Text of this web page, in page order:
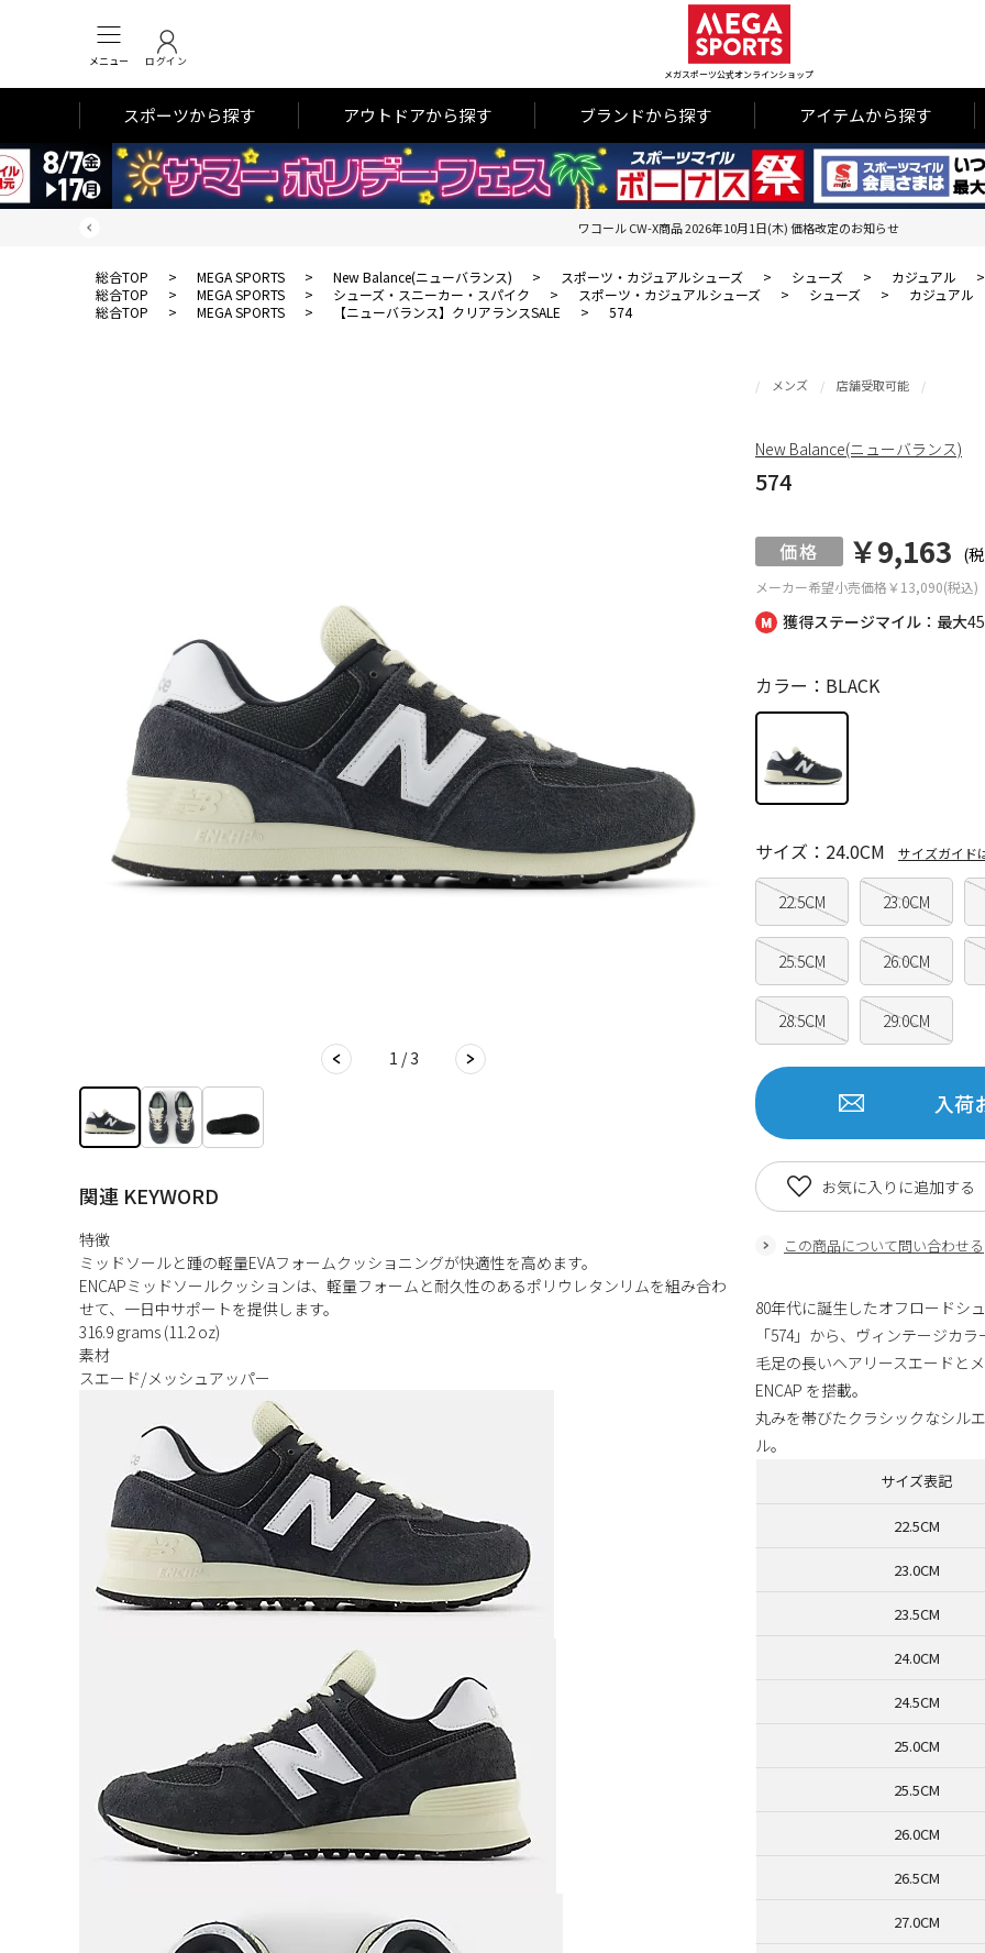
メニュー ログイン
メガスポーツ公式オンラインショップ
スポーツから探す アウトドアから探す ブランドから探す アイテムから探す
ワコール CW-X商品 2026年10月1日(木) 価格改定のお知らせ
総合TOP > MEGA SPORTS > New Balance(ニューバランス) > スポーツ・カジュアルシューズ > シューズ > カジュアル >
総合TOP
> MEGA SPORTS > シューズ・スニーカー・スパイク > スポーツ・カジュアルシューズ > シューズ > カジュアル
総合TOP
> MEGA SPORTS > 【ニューバランス】クリアランスSALE > 574
1 / 3
関連 KEYWORD
特徴
ミッドソールと踵の軽量EVAフォームクッショニングが快適性を高めます。
ENCAPミッドソールクッションは、軽量フォームと耐久性のあるポリウレタンリムを組み合わ
せて、一日中サポートを提供します。
316.9 grams (11.2 oz)
素材
スエード/メッシュアッパー
獲得ステージマイル：最大
メンズ 店舗受取可能
574
メーカー希望小売価格￥13,090(税込)
￥9,163 (
カラー：BLACK
22.5CM 23.0CM
25.5CM 26.0CM
28.5CM 29.0CM
サイズ：24.0CM サイズガイド
入荷
この商品について問い合わせる
お気に入りに追加する
New Balance(ニューバランス)
80年代に誕生したオフロードシ
「574」から、ヴィンテージカラ
毛足の長いヘアリースエードと
ENCAP を搭載。
丸みを帯びたクラシックなシル
ル。
サイズ表記
22.5CM
23.0CM
23.5CM
24.0CM
24.5CM
25.0CM
25.5CM
26.0CM
26.5CM
27.0CM